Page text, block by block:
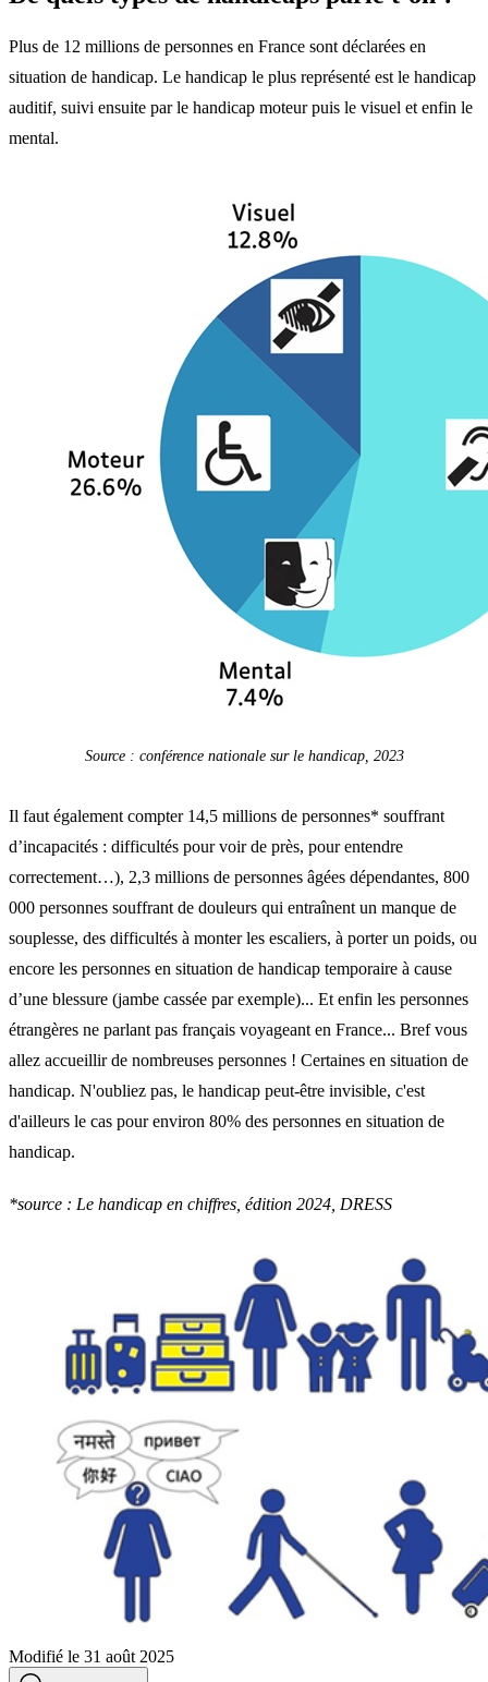
Plus de 12 millions de personnes en France sont déclarées en
situation de handicap. Le handicap le plus représenté est le handicap
auditif, suivi ensuite par le handicap moteur puis le visuel et enfin le
mental.
Source : conférence nationale sur le handicap, 2023
Il faut également compter 14,5 millions de personnes* souffrant
d’incapacités : difficultés pour voir de près, pour entendre
correctement…), 2,3 millions de personnes âgées dépendantes, 800
000 personnes souffrant de douleurs qui entraînent un manque de
souplesse, des difficultés à monter les escaliers, à porter un poids, ou
encore les personnes en situation de handicap temporaire à cause
d’une blessure (jambe cassée par exemple)... Et enfin les personnes
étrangères ne parlant pas français voyageant en France... Bref vous
allez accueillir de nombreuses personnes ! Certaines en situation de
handicap. N'oubliez pas, le handicap peut-être invisible, c'est
d'ailleurs le cas pour environ 80% des personnes en situation de
handicap.
*source : Le handicap en chiffres, édition 2024, DRESS
Modifié le 31 août 2025